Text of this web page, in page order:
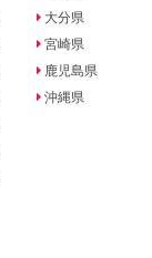
大分県
宮崎県
鹿児島県
沖縄県